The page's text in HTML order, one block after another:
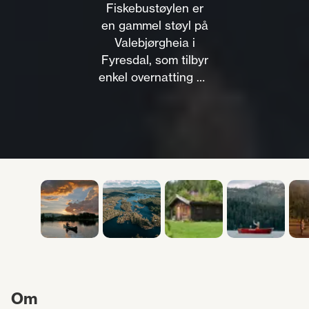
Fiskebustøylen er
en gammel støyl på
Valebjørgheia i
Fyresdal, som tilbyr
enkel overnatting og
Om